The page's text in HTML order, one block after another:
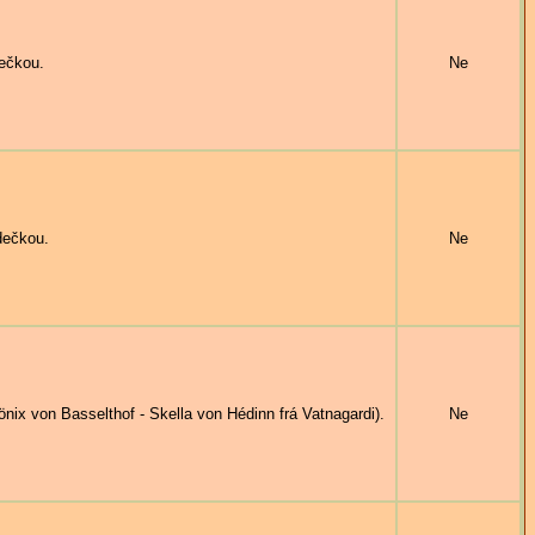
Ne
Ne
von Basselthof - Skella von Hédinn frá Vatnagardi). Ne